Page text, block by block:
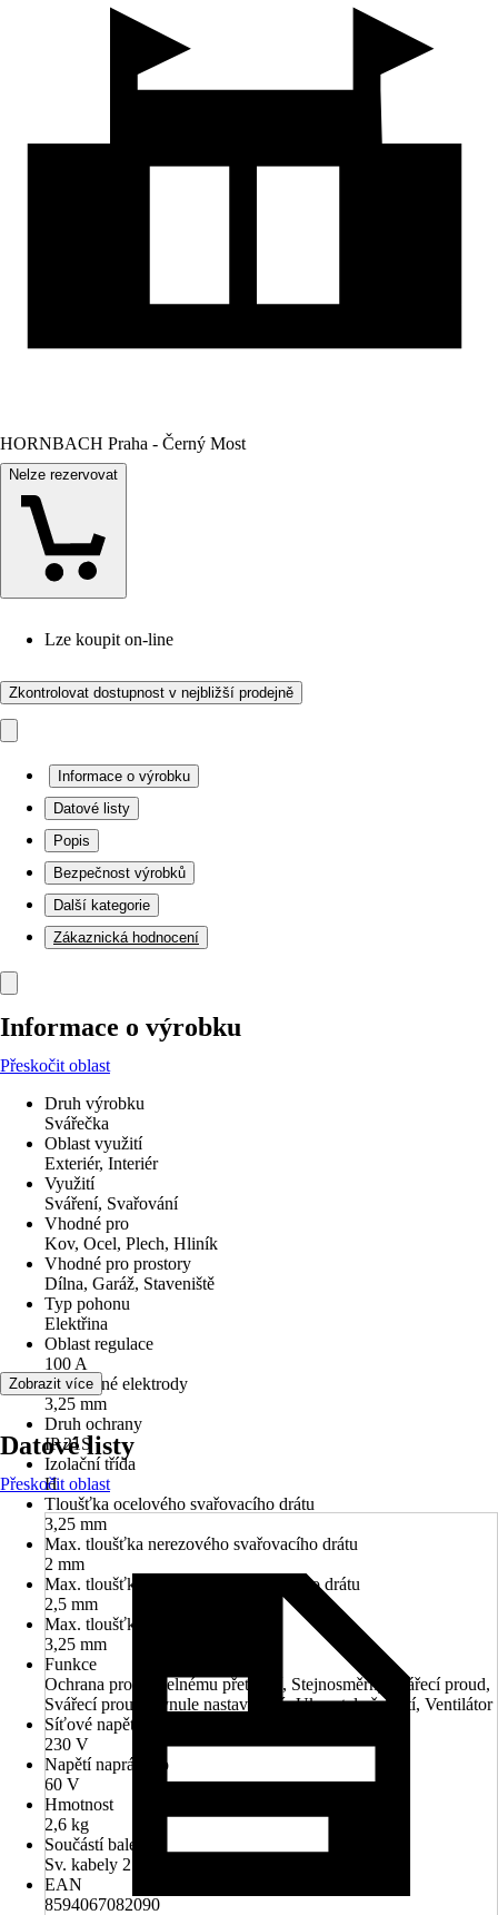
HORNBACH Praha - Černý Most
Nelze rezervovat
Lze koupit on-line
Zkontrolovat dostupnost v nejbližší prodejně
Informace o výrobku
Datové listy
Popis
Bezpečnost výrobků
Další kategorie
Zákaznická hodnocení
Informace o výrobku
Přeskočit oblast
Druh výrobku
Svářečka
Oblast využití
Exteriér, Interiér
Využití
Sváření, Svařování
Vhodné pro
Kov, Ocel, Plech, Hliník
Vhodné pro prostory
Dílna, Garáž, Staveniště
Typ pohonu
Elektřina
Oblast regulace
100 A
Použitelné elektrody
3,25 mm
Druh ochrany
IP 21S
Izolační třída
H
Tloušťka ocelového svařovacího drátu
3,25 mm
Max. tloušťka nerezového svařovacího drátu
2 mm
Max. tloušťka hliníkového svařovacího drátu
2,5 mm
Max. tloušťka svařovacího drátu
3,25 mm
Funkce
Ochrana proti tepelnému přetížení, Stejnosměrný svářecí proud,
Svářecí proud plynule nastavitelný, Ukazatel přehřátí, Ventilátor
Síťové napětí
230 V
Napětí naprázdno
60 V
Hmotnost
2,6 kg
Součástí balení
Sv. kabely 2 m, sv.štít, kladivokartáč
EAN
8594067082090
Zobrazit více
Datové listy
Přeskočit oblast